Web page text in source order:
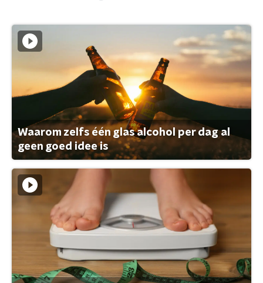
Waarom zelfs één glas alcohol per dag al
geen goed idee is